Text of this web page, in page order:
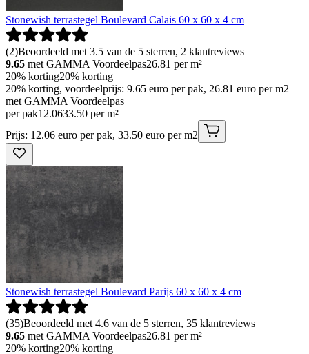
Stonewish terrastegel Boulevard Calais 60 x 60 x 4 cm
(2)Beoordeeld met 3.5 van de 5 sterren, 2 klantreviews
9.65 met GAMMA Voordeelpas26.81 per m²
20% korting20% korting
20% korting, voordeelprijs: 9.65 euro per pak, 26.81 euro per m2
met GAMMA Voordeelpas
per pak12.0633.50 per m²
Prijs: 12.06 euro per pak, 33.50 euro per m2
Stonewish terrastegel Boulevard Parijs 60 x 60 x 4 cm
(35)Beoordeeld met 4.6 van de 5 sterren, 35 klantreviews
9.65 met GAMMA Voordeelpas26.81 per m²
20% korting20% korting